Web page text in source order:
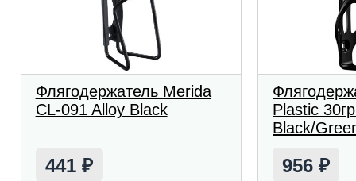
Флягодержатель Merida
CL-091 Alloy Black
441 ₽
Plastic
Black/
956₽